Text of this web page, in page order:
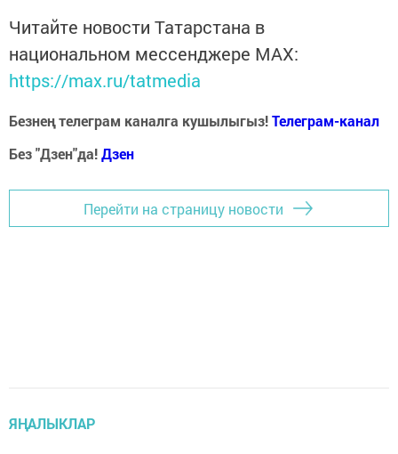
Читайте новости Татарстана в
национальном мессенджере MАХ:
https://max.ru/tatmedia
Безнең телеграм каналга кушылыгыз!Телеграм-канал
Без "Дзен"да!Дзен
Перейти на страницу новости
ЯҢАЛЫКЛАР